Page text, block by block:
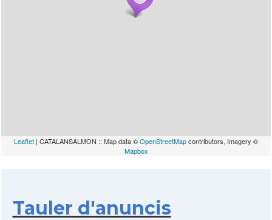
Leaflet | CATALANSALMON :: Map data ©OpenStreetMapcontributors, Imagery ©
Mapbox
Tauler d'anuncis